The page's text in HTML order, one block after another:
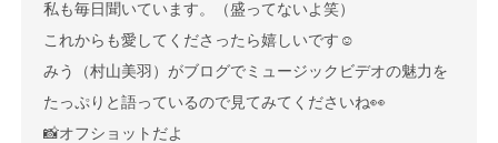
私も毎日聞いています。（盛ってないよ笑）
これからも愛してくださったら嬉しいです☺️
みう（村山美羽）がブログでミュージックビデオの魅力を
たっぷりと語っているので見てみてくださいね👀
📸オフショットだよ